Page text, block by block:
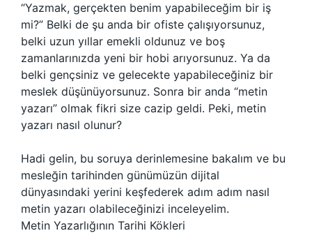
“Yazmak, gerçekten benim yapabileceğim bir iş
mi?” Belki de şu anda bir ofiste çalışıyorsunuz,
belki uzun yıllar emekli oldunuz ve boş
zamanlarınızda yeni bir hobi arıyorsunuz. Ya da
belki gençsiniz ve gelecekte yapabileceğiniz bir
meslek düşünüyorsunuz. Sonra bir anda “metin
yazarı” olmak fikri size cazip geldi. Peki, metin
yazarı nasıl olunur?
Hadi gelin, bu soruya derinlemesine bakalım ve bu
mesleğin tarihinden günümüzün dijital
dünyasındaki yerini keşfederek adım adım nasıl
metin yazarı olabileceğinizi inceleyelim.
Metin Yazarlığının Tarihi Kökleri